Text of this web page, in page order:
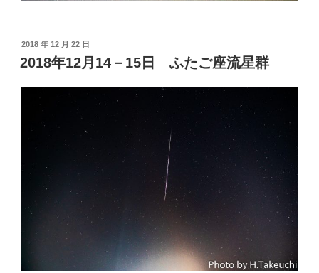
投
稿
日:
2018 年 12 月 22 日
2018年12月14－15日 ふたご座流星群